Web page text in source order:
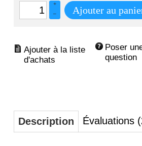
+
–
Ajouter au
Poser
question
Description Évaluations